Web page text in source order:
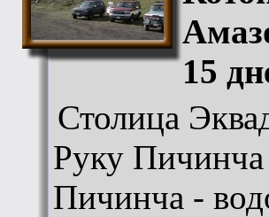
15
Столица
Руку Пичинча
Пичинча -